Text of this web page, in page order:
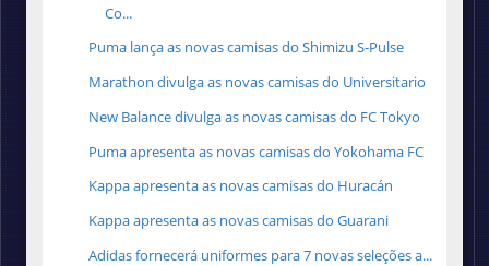
Co...
Puma lança as novas camisas do Shimizu S-Pulse
Marathon divulga as novas camisas do Universitario
New Balance divulga as novas camisas do FC Tokyo
Puma apresenta as novas camisas do Yokohama FC
Kappa apresenta as novas camisas do Huracán
Kappa apresenta as novas camisas do Guarani
Adidas fornecerá uniformes para 7 novas seleções a...